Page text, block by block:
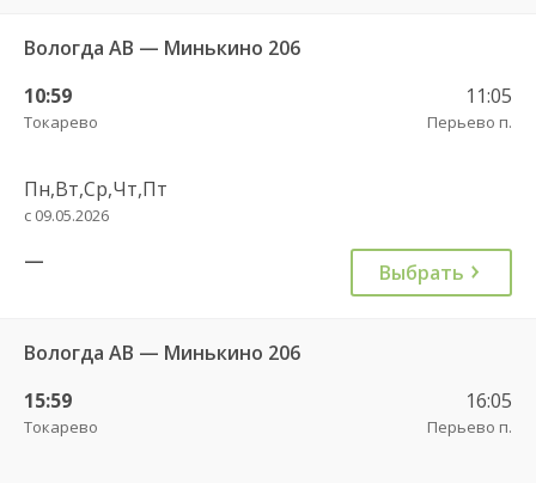
Вологда АВ — Минькино 206
10:59
Токарево
11:05
Перьево п.
Пн,Вт,Ср,Чт,Пт
с 09.05.2026
— Выбрать
Вологда АВ — Минькино 206
15:59
Токарево
16:05
Перьево п.